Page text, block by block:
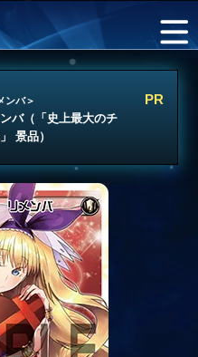
ンバ＞
バ（「史上最大のチ
景品）
PR